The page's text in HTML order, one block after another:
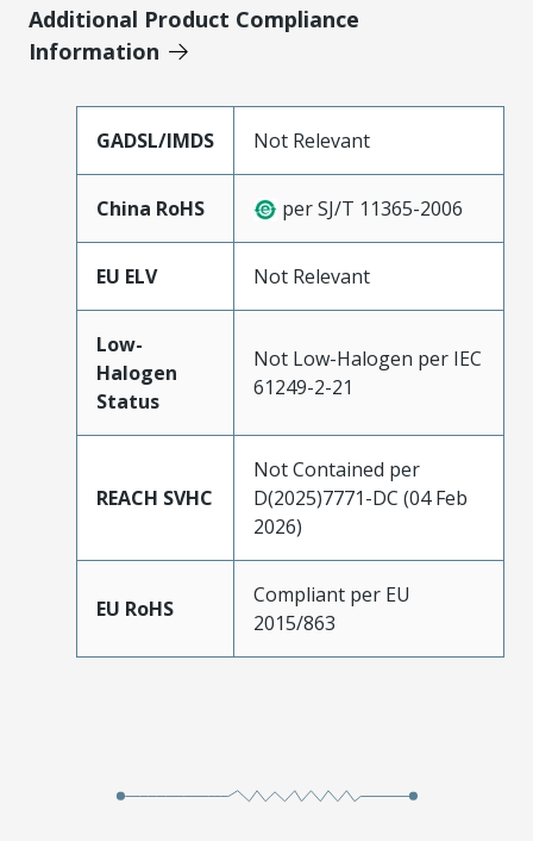
Additional Product Compliance
Information
GADSL/IMDS Not Relevant
China RoHS per SJ/T 11365-2006
EU ELV Not Relevant
Low-
Halogen
Status
Not Low-Halogen per IEC
61249-2-21
REACH SVHC
Not Contained per
D(2025)7771-DC (04 Feb
2026)
EU RoHS
Compliant per EU
2015/863